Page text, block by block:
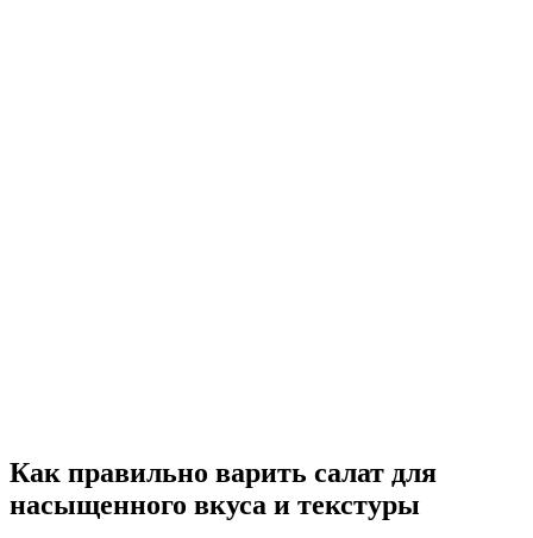
Как правильно варить салат для
насыщенного вкуса и текстуры